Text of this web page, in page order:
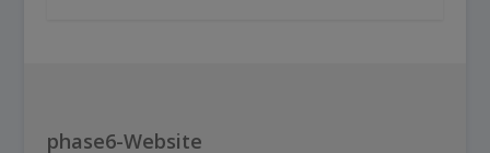
phase6-Website